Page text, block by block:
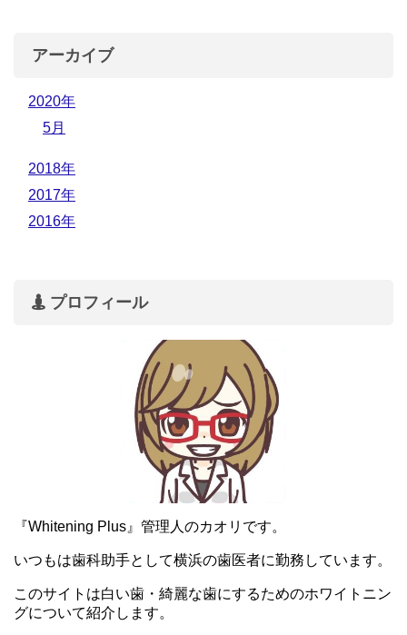
アーカイブ
2020年
5月
2018年
2017年
2016年
プロフィール
『Whitening Plus』管理人のカオリです。
いつもは歯科助手として横浜の歯医者に勤務しています。
このサイトは白い歯・綺麗な歯にするためのホワイトニン
グについて紹介します。